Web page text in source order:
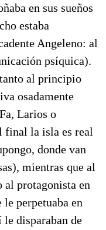
en sus sueños
estaba
Angeleno: al
psíquica).
al principio
osadamente
Larios o
final la isla es real
donde van
mientras que al
protagonista en
le perpetuaba en
le disparaban de